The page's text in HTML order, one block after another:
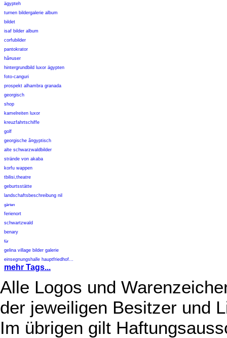
ägypteh
turnen bildergalerie album
bildet
isaf bilder album
corfubilder
pantokrator
hã¤user
hintergrundbild luxor ägypten
foto-canguri
prospekt alhambra granada
georgisch
shop
kamelreiten luxor
kreuzfahrtschiffe
golf
georgische ã¤gyptisch
alte schwarzwaldbilder
strände von akaba
korfu wappen
tbilisi,theatre
geburtsstätte
landschaftsbeschreibung nil
gärten
ferienort
schwartzwald
benary
für
gelina village bilder galerie
einsegnungshalle hauptfriedhof...
mehr Tags...
Alle Logos und
der jeweiligen Besitzer und
Im übrigen gilt